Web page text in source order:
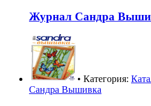
Журнал Сандра
• Категория:
Сандра Вышивка